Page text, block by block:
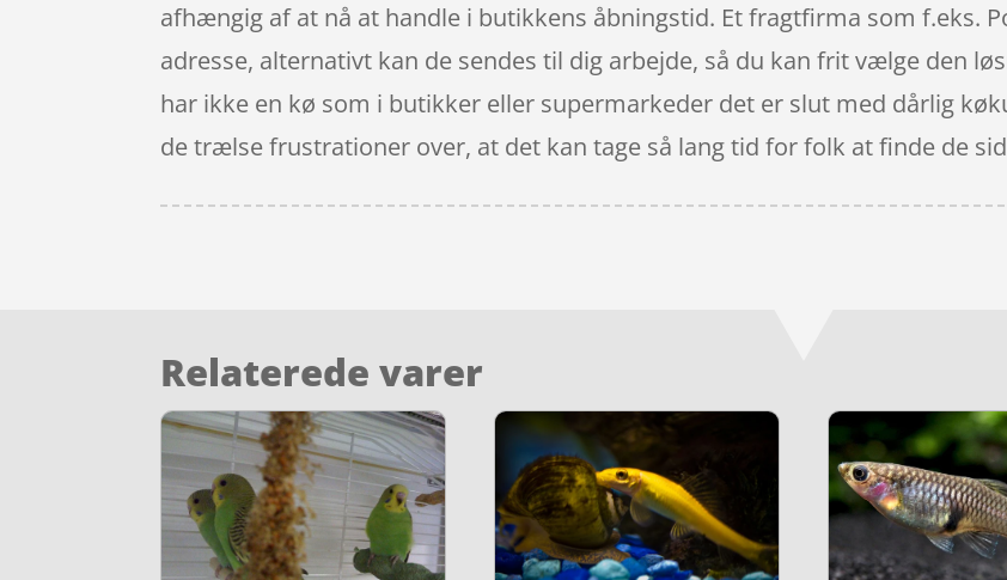
afhængig af at nå at handle i butikkens åbningstid. Et fragtfirma som f.eks.
adresse, alternativt kan de sendes til dig arbejde, så du kan frit vælge den
har ikke en kø som i butikker eller supermarkeder det er slut med dårlig
de trælse frustrationer over, at det kan tage så lang tid for folk at finde de
Relaterede varer